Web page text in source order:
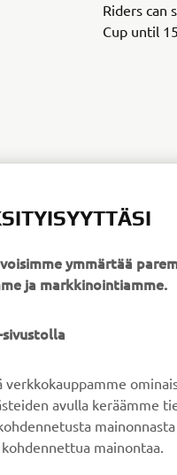
Riders can
Cup until
Viranomaiset
Golfkentät
ymmärtää
ja markkinointiamme.
avulla keräämme
mainontaa.